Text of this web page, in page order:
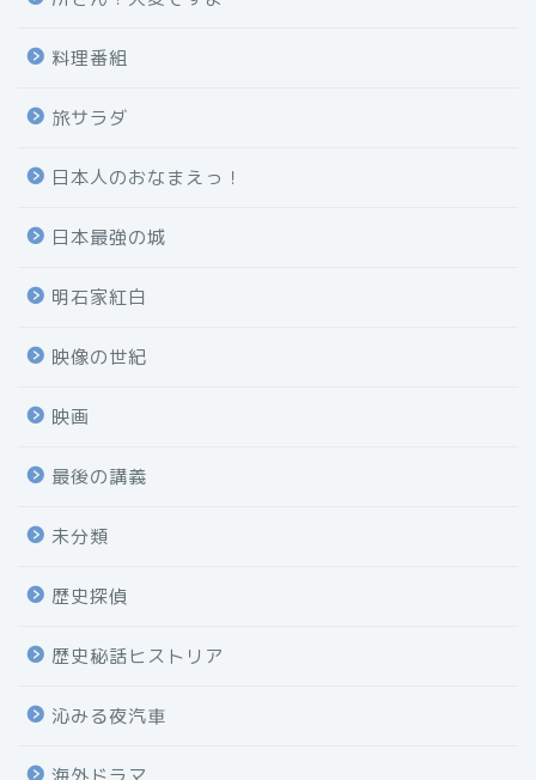
料理番組
旅サラダ
日本人のおなまえっ！
日本最強の城
明石家紅白
映像の世紀
映画
最後の講義
未分類
歴史探偵
歴史秘話ヒストリア
沁みる夜汽車